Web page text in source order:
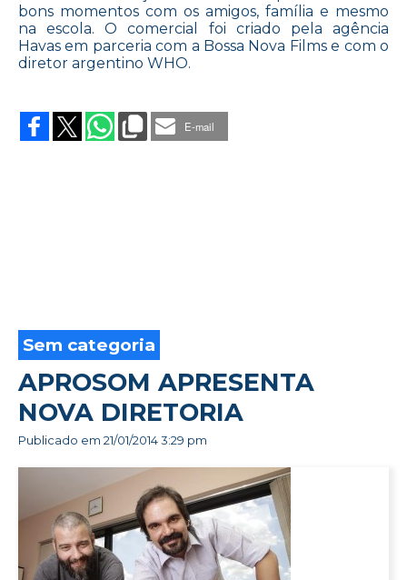
bons momentos com os amigos, família e mesmo
na escola. O comercial foi criado pela agência
Havas em parceria com a Bossa Nova Films e com o
diretor argentino WHO.
AS
MÃOS,
E-mail
Sem categoria
APROSOM APRESENTA
NOVA DIRETORIA
Publicado em 21/01/2014 3:29 pm